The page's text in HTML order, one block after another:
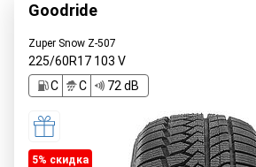
Goodride
Zuper Snow Z-507
225/60R17 103 V
C
C 72 dB
5% cкидка